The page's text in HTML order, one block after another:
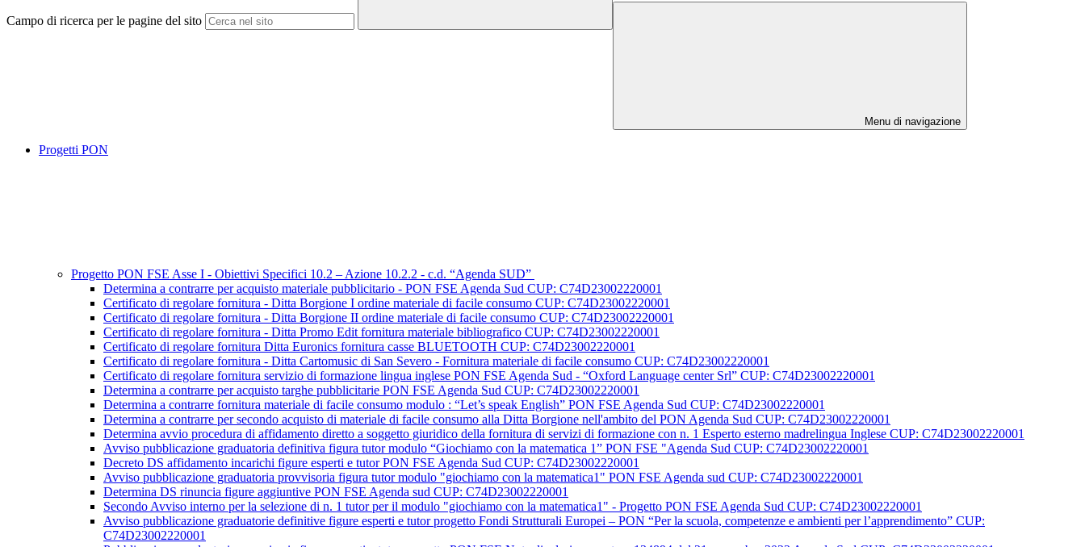
Campo di ricerca per le pagine del sito
Menu di navigazione
Progetti PON
Progetto PON FSE Asse I - Obiettivi Specifici 10.2 – Azione 10.2.2 - c.d. “Agenda SUD”
Determina a contrarre per acquisto materiale pubblicitario - PON FSE Agenda Sud CUP: C74D23002220001
Certificato di regolare fornitura - Ditta Borgione I ordine materiale di facile consumo CUP: C74D23002220001
Certificato di regolare fornitura - Ditta Borgione II ordine materiale di facile consumo CUP: C74D23002220001
Certificato di regolare fornitura - Ditta Promo Edit fornitura materiale bibliografico CUP: C74D23002220001
Certificato di regolare fornitura Ditta Euronics fornitura casse BLUETOOTH CUP: C74D23002220001
Certificato di regolare fornitura - Ditta Cartomusic di San Severo - Fornitura materiale di facile consumo CUP: C74D23002220001
Certificato di regolare fornitura servizio di formazione lingua inglese PON FSE Agenda Sud - “Oxford Language center Srl” CUP: C74D23002220001
Determina a contrarre per acquisto targhe pubblicitarie PON FSE Agenda Sud CUP: C74D23002220001
Determina a contrarre fornitura materiale di facile consumo modulo : “Let’s speak English” PON FSE Agenda Sud CUP: C74D23002220001
Determina a contrarre per secondo acquisto di materiale di facile consumo alla Ditta Borgione nell'ambito del PON Agenda Sud CUP: C74D23002220001
Determina avvio procedura di affidamento diretto a soggetto giuridico della fornitura di servizi di formazione con n. 1 Esperto esterno madrelingua Inglese CUP: C74D23002220001
Avviso pubblicazione graduatoria definitiva figura tutor modulo “Giochiamo con la matematica 1” PON FSE "Agenda Sud CUP: C74D23002220001
Decreto DS affidamento incarichi figure esperti e tutor PON FSE Agenda Sud CUP: C74D23002220001
Avviso pubblicazione graduatoria provvisoria figura tutor modulo "giochiamo con la matematica1" PON FSE Agenda sud CUP: C74D23002220001
Determina DS rinuncia figure aggiuntive PON FSE Agenda sud CUP: C74D23002220001
Secondo Avviso interno per la selezione di n. 1 tutor per il modulo "giochiamo con la matematica1" - Progetto PON FSE Agenda Sud CUP: C74D23002220001
Avviso pubblicazione graduatorie definitive figure esperti e tutor progetto Fondi Strutturali Europei – PON “Per la scuola, competenze e ambienti per l’apprendimento” CUP:
C74D23002220001